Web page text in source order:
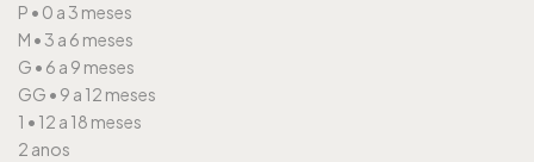
P • 0 a 3 meses
M • 3 a 6 meses
G • 6 a 9 meses
GG • 9 a 12 meses
1 • 12 a 18 meses
2 anos